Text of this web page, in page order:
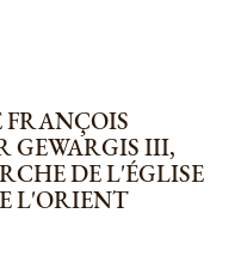
FRANÇOIS
GEWARGIS III,
DE L'ÉGLISE
L'ORIENT